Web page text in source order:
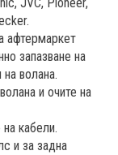
афтермаркет
запазване на
на волана.
и очите на
кабели.
и за задна